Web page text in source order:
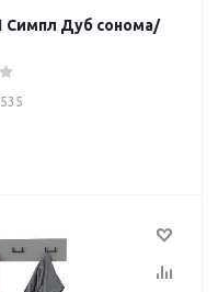
Симпл Дуб сонома/